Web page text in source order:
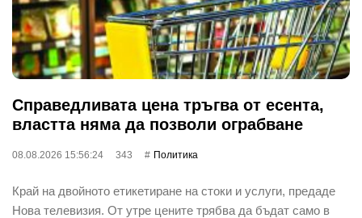
Справедливата цена тръгва от есента,
властта няма да позволи ограбване
08.08.2026 15:56:24 343 Политика
Край на двойното етикетиране на стоки и услуги, предаде
Нова телевизия. От утре цените трябва да бъдат само в